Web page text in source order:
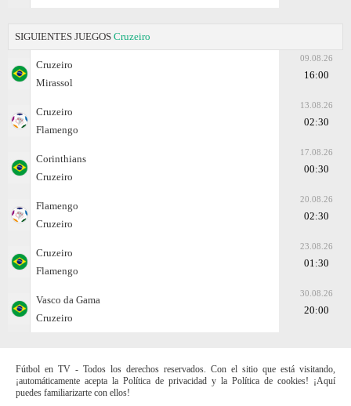
SIGUIENTES JUEGOS Cruzeiro
Cruzeiro
Mirassol
09.08.26
16:00
Cruzeiro
Flamengo
13.08.26
02:30
Corinthians
Cruzeiro
17.08.26
00:30
Flamengo
Cruzeiro
20.08.26
02:30
Cruzeiro
Flamengo
23.08.26
01:30
Vasco da Gama
Cruzeiro
30.08.26
20:00
Fútbol en TV - Todos los derechos reservados. Con el sitio que está visitando,
¡automáticamente acepta la Política de privacidad y la Política de cookies! ¡Aquí
puedes familiarizarte con ellos!